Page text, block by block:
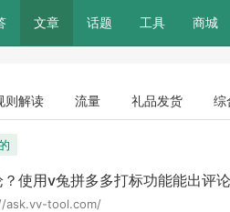
文章 话题 工具 商城
则解读 流量 礼品发货 综
使用v兔拼多多打标功能能出评
ask.vv-tool.com/